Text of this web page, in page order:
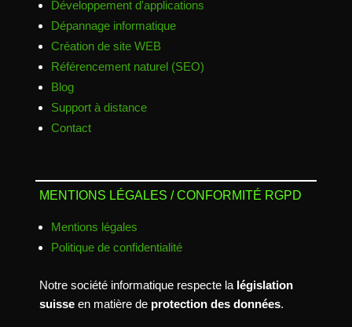
Développement d'applications
Dépannage informatique
Création de site WEB
Référencement naturel (SEO)
Blog
Support à distance
Contact
MENTIONS LÉGALES / CONFORMITÉ RGPD
Mentions légales
Politique de confidentialité
Notre société informatique respecte la législation
suisseen matière de protection des données.